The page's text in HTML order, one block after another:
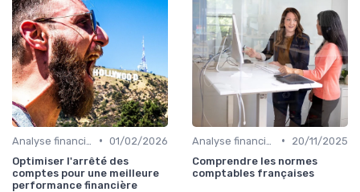
• 01/02/2026
Optimiser l'arrêté des
comptes pour une meilleure
performance financière
•
20/11/2025
Comprendre les normes
comptables françaises